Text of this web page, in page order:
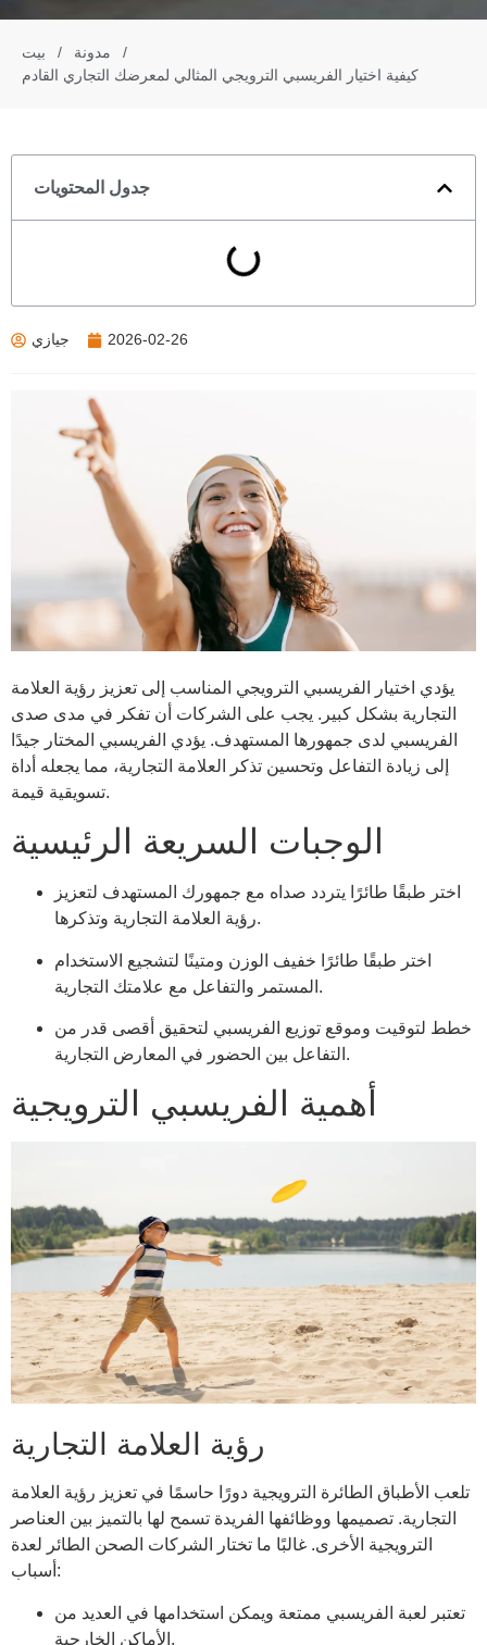
بيت / مدونة
/
كيفية اختيار الفريسبي الترويجي المثالي لمعرضك التجاري القادم
جدول المحتويات
جيازي 2026-02-26
يؤدي اختيار الفريسبي الترويجي المناسب إلى تعزيز رؤية العلامة
التجارية بشكل كبير. يجب على الشركات أن تفكر في مدى صدى
الفريسبي لدى جمهورها المستهدف. يؤدي الفريسبي المختار جيدًا
إلى زيادة التفاعل وتحسين تذكر العلامة التجارية، مما يجعله أداة
تسويقية قيمة.
الوجبات السريعة الرئيسية
اختر طبقًا طائرًا يتردد صداه مع جمهورك المستهدف لتعزيز
رؤية العلامة التجارية وتذكرها.
اختر طبقًا طائرًا خفيف الوزن ومتينًا لتشجيع الاستخدام
المستمر والتفاعل مع علامتك التجارية.
خطط لتوقيت وموقع توزيع الفريسبي لتحقيق أقصى قدر من
التفاعل بين الحضور في المعارض التجارية.
أهمية الفريسبي الترويجية
رؤية العلامة التجارية
تلعب الأطباق الطائرة الترويجية دورًا حاسمًا في تعزيز رؤية العلامة
التجارية. تصميمها ووظائفها الفريدة تسمح لها بالتميز بين العناصر
الترويجية الأخرى. غالبًا ما تختار الشركات الصحن الطائر لعدة
أسباب:
تعتبر لعبة الفريسبي ممتعة ويمكن استخدامها في العديد من
الأماكن الخارجية.